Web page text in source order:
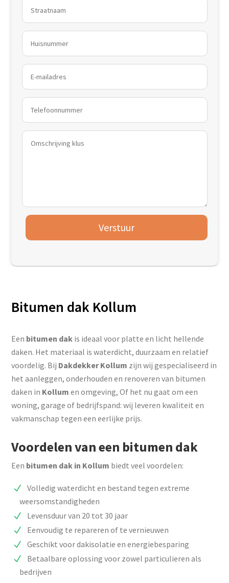
Verstuur
Bitumen dak Kollum
Een bitumen dak is ideaal voor platte en licht hellende
daken. Het materiaal is waterdicht, duurzaam en relatief
voordelig. Bij Dakdekker Kollum zijn wij gespecialiseerd in
het aanleggen, onderhouden en renoveren van bitumen
daken in Kollum en omgeving, Of het nu gaat om een
woning, garage of bedrijfspand: wij leveren kwaliteit en
vakmanschap tegen een eerlijke prijs.
Voordelen van een bitumen dak
Een bitumen dak in Kollum biedt veel voordelen:
Volledig waterdicht en bestand tegen extreme
weersomstandigheden
Levensduur van 20 tot 30 jaar
Eenvoudig te repareren of te vernieuwen
Geschikt voor dakisolatie en energiebesparing
Betaalbare oplossing voor zowel particulieren als
bedrijven